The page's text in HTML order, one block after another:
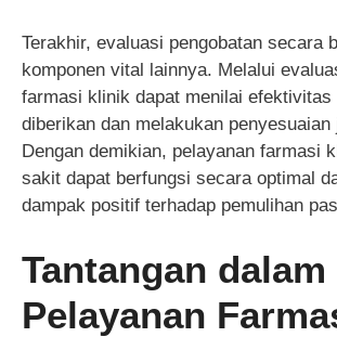
Terakhir, evaluasi pengobatan secara
komponen vital lainnya. Melalui
farmasi klinik dapat menilai efektivitas
diberikan dan melakukan
Dengan demikian, pelayanan farmasi
sakit dapat berfungsi secara optimal
dampak positif terhadap pemulihan
Tantangan dalam
Pelayanan